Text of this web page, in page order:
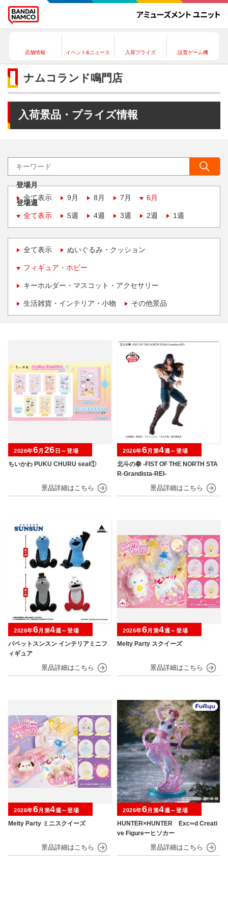
店舗情報 イベント&ニュース 入荷プライズ 設置ゲーム機
ナムコランド鳴門店
入荷景品・プライズ情報
登場月
全て表示
9月 8月 7月 6月
登場週
全て表示
5週 4週 3週 2週 1週
全て表示 ぬいぐるみ・クッション
フィギュア・ホビー
キーホルダー・マスコット・アクセサリー
生活雑貨・インテリア・小物 その他景品
ちいかわ PUKU CHURU seal①
2026年6月 26 日～登場
北斗の拳 -FIST OF THE NORTH STA
R-Grandista-REI-
2026年6月第4週～登場
パペットスンスン インテリアミニフ
ィギュア
2026年6月第4週～登場
Melty Party スクイーズ
2026年6月第4週～登場
Melty Party ミニスクイーズ
2026年6月第4週～登場
HUNTER×HUNTER Exc∞d Creati
ve Figureーヒソカー
2026年6月第4週～登場